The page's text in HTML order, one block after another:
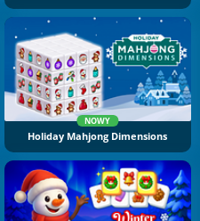
NOWY
Holiday Mahjong Dimensions